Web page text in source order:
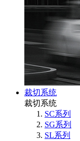
裁切系统
裁切系统
SC系列
SG系列
SL系列